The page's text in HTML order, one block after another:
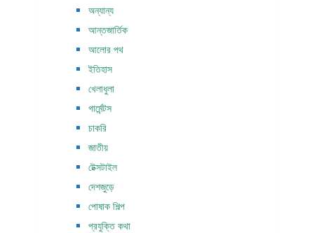
অন্যান্য
আন্তজার্তিক
আলোর পথ
ইতিহাস
খেলাধুলা
গার্মেন্টস
চাকরি
জাতীয়
টেক্সটাইল
দেশজুড়ে
পোষাক শিল্প
প্রযুক্তি কথা